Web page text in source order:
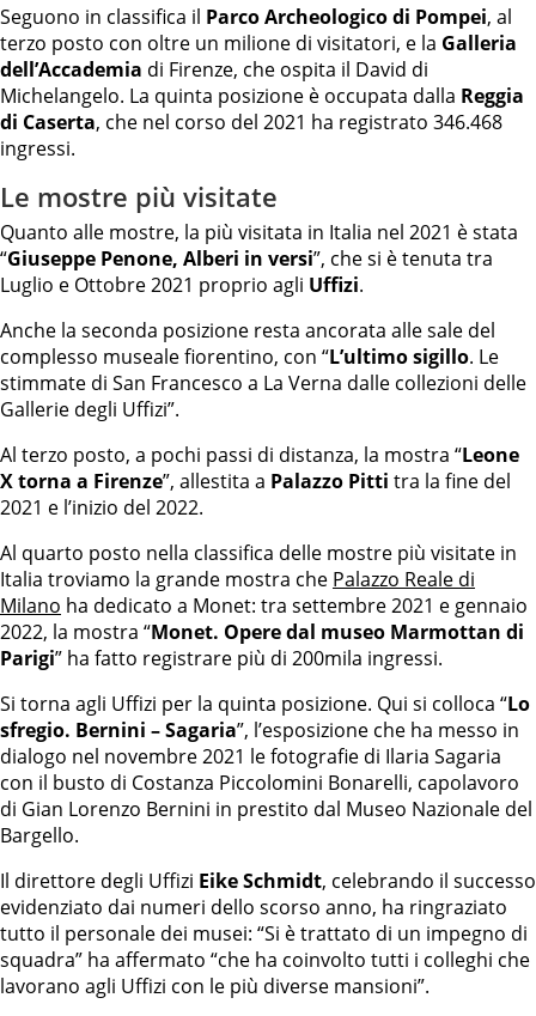
Seguono in classifica il Parco Archeologico di Pompei, al
terzo posto con oltre un milione di visitatori, e la Galleria
dell’Accademia di Firenze, che ospita il David di
Michelangelo. La quinta posizione è occupata dalla Reggia
di Caserta, che nel corso del 2021 ha registrato 346.468
ingressi.
Le mostre più visitate
Quanto alle mostre, la più visitata in Italia nel 2021 è stata
“Giuseppe Penone, Alberi in versi”, che si è tenuta tra
Luglio e Ottobre 2021 proprio agli Uffizi.
Anche la seconda posizione resta ancorata alle sale del
complesso museale fiorentino, con “L’ultimo sigillo. Le
stimmate di San Francesco a La Verna dalle collezioni delle
Gallerie degli Uffizi”.
Al terzo posto, a pochi passi di distanza, la mostra “Leone
X torna a Firenze”, allestita a Palazzo Pitti tra la fine del
2021 e l’inizio del 2022.
Al quarto posto nella classifica delle mostre più visitate in
Italia troviamo la grande mostra che Palazzo Reale di
Milano ha dedicato a Monet: tra settembre 2021 e gennaio
2022, la mostra “Monet. Opere dal museo Marmottan di
Parigi” ha fatto registrare più di 200mila ingressi.
Si torna agli Uffizi per la quinta posizione. Qui si colloca “Lo
sfregio. Bernini – Sagaria”, l’esposizione che ha messo in
dialogo nel novembre 2021 le fotografie di Ilaria Sagaria
con il busto di Costanza Piccolomini Bonarelli, capolavoro
di Gian Lorenzo Bernini in prestito dal Museo Nazionale del
Bargello.
Il direttore degli Uffizi Eike Schmidt, celebrando il successo
evidenziato dai numeri dello scorso anno, ha ringraziato
tutto il personale dei musei: “Si è trattato di un impegno di
squadra” ha affermato “che ha coinvolto tutti i colleghi che
lavorano agli Uffizi con le più diverse mansioni”.